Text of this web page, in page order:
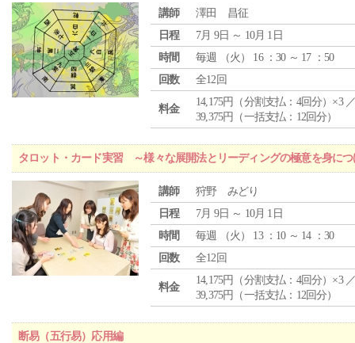
講師
澤田 昌征
日程
7月 9日 ～ 10月 1日
時間
毎週 （火 ） 16 ：30 ～ 17 ：50
回数
全12回
料金
14,175円（分割支払：4回分）×3
39,375円（一括支払：12回分）
タロット・カード実習 ～様々な展開法とリーディングの極意を身につ
講師
狩野 みどり
日程
7月 9日 ～ 10月 1日
時間
毎週 （火 ） 13 ：10 ～ 14 ：30
回数
全12回
料金
14,175円（分割支払：4回分）×3
39,375円（一括支払：12回分）
断易（五行易）応用編